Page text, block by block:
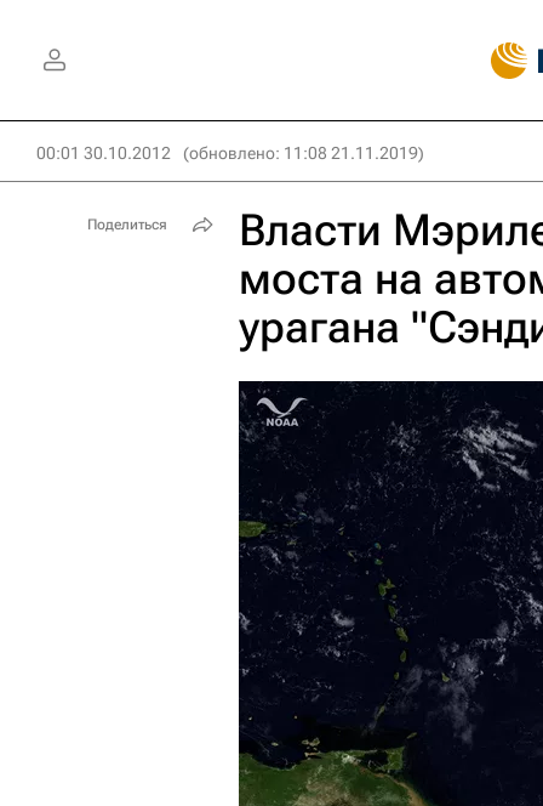
00:01 30.10.2012 (обновлено: 11:08 21.11.2019)
Власти
моста на
урагана
Поделиться